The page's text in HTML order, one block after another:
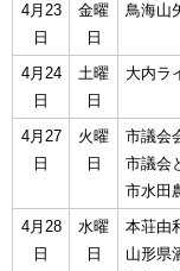
4月23
日
金曜
日
鳥海山
4月24
日
土曜
日
大内ラ
4月27
日
火曜
日
市議会
市議会
市水田
4月28
日
水曜
日
本荘由
山形県